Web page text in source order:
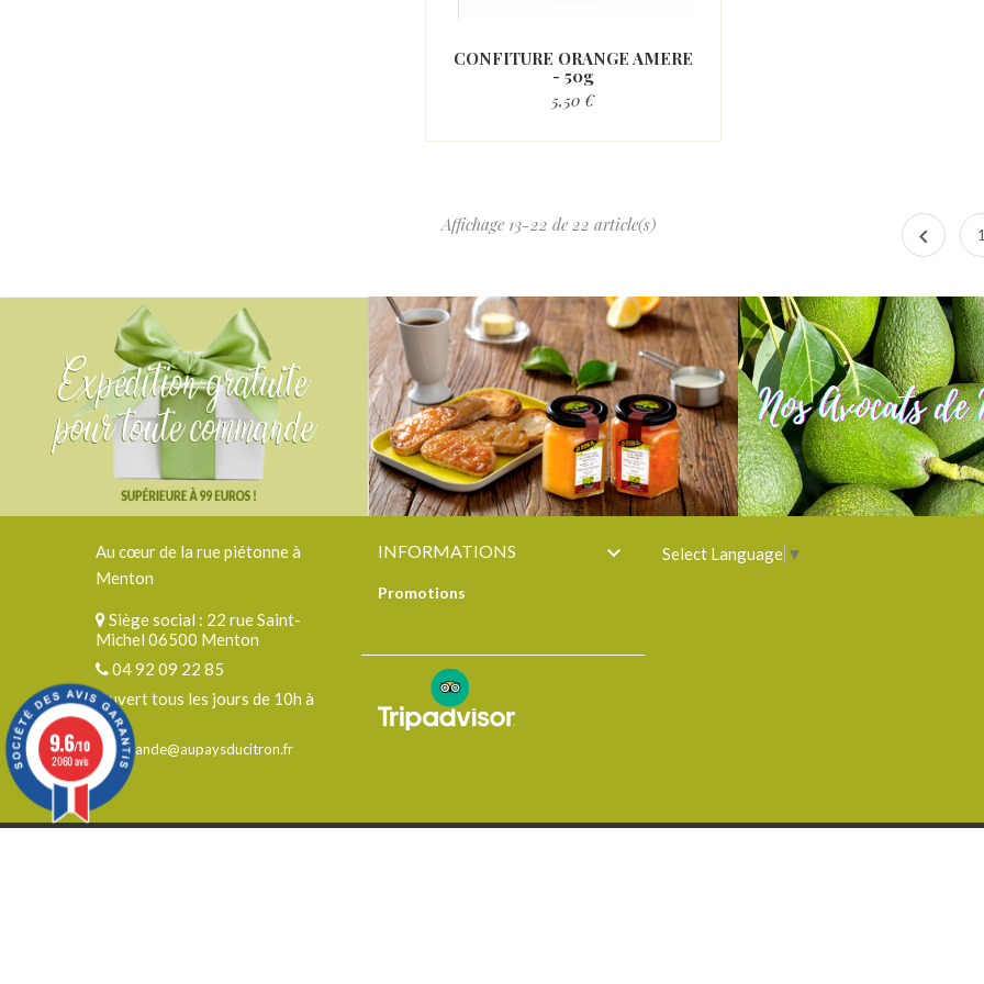
CONFITURE ORANGE AMERE
- 50g
5,50 €
Affichage 13-22 de 22 article(s) 
Au cœur de la rue piétonne à
Menton
Siège social : 22 rue Saint-
Michel 06500 Menton
04 92 09 22 85
Ouvert tous les jours de 10h à
19h
commande@aupaysducitron.fr
INFORMATIONS 
Promotions
Select Language ▼
9.6/10
2060 avis